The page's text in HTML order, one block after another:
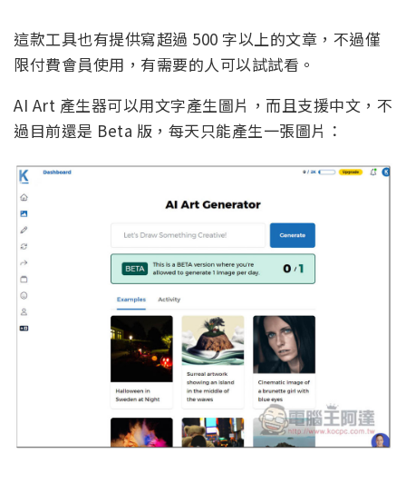
這款工具也有提供寫超過 500 字以上的文章，不過僅
限付費會員使用，有需要的人可以試試看。
AI Art 產生器可以用文字產生圖片，而且支援中文，不
過目前還是 Beta 版，每天只能產生一張圖片：